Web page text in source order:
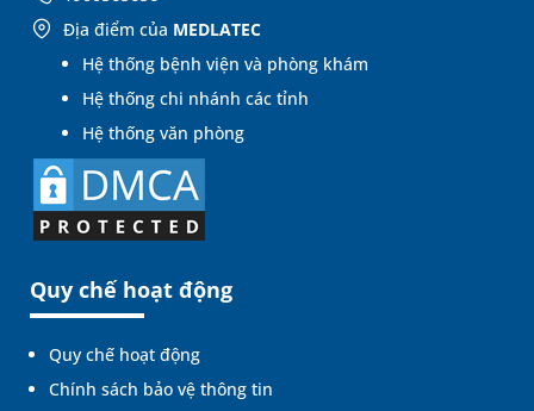
Địa điểm của MEDLATEC
Hệ thống bệnh viện và phòng khám
Hệ thống chi nhánh các tỉnh
Hệ thống văn phòng
Quy chế hoạt động
Quy chế hoạt động
Chính sách bảo vệ thông tin